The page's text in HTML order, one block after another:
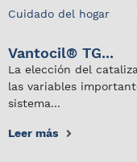
Cuidado del hogar
Vantocil® TG...
La elección del
las variables
sistema...
Leer más